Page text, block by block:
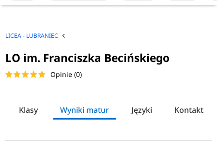
LICEA - LUBRANIEC
LO im. Franciszka Becińskiego
Opinie (0)
Klasy Wyniki matur Języki Kontakt